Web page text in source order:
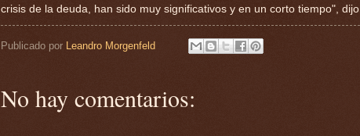
crisis de la deuda, han sido muy significativos y en un corto tiempo", dijo.
Publicado por Leandro Morgenfeld
No hay comentarios: